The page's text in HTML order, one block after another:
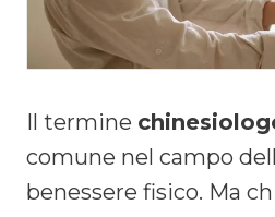
Il termine
comune nel campo
benessere fisico. Ma